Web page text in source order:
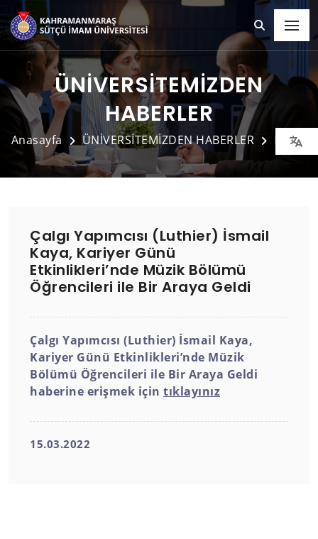
ÜNİVERSİTEMİZDEN
HABERLER
Anasayfa ÜNİVERSİTEMİZDEN HABERLER Detay
Çalgı Yapımcısı (Luthier) İsmail
Kaya, Kariyer Günü
Etkinlikleri’nde Müzik Bölümü
Öğrencileri ile Bir Araya Geldi
Çalgı Yapımcısı (Luthier) İsmail Kaya,
Kariyer Günü Etkinlikleri’nde Müzik
Bölümü Öğrencileri ile Bir Araya Geldi
haberine erişmek için tıklayınız
15.03.2022